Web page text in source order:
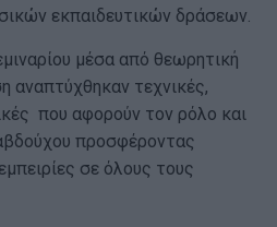
εκπαιδευτικών δράσεων.
μέσα από θεωρητική
αναπτύχθηκαν τεχνικές,
που αφορούν τον ρόλο και
προσφέροντας
σε όλους τους